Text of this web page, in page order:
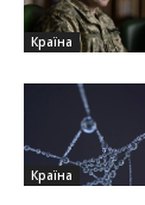
Країна
Країна